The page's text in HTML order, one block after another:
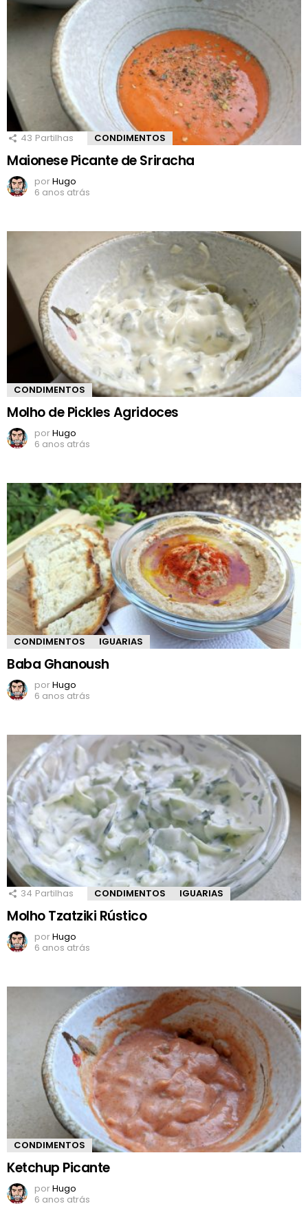
43 Partilhas CONDIMENTOS
Maionese Picante de Sriracha
porHugo
6 anos atrás
CONDIMENTOS
Molho de Pickles Agridoces
porHugo
6 anos atrás
CONDIMENTOS IGUARIAS
Baba Ghanoush
porHugo
6 anos atrás
34 Partilhas CONDIMENTOS IGUARIAS
Molho Tzatziki Rústico
porHugo
6 anos atrás
CONDIMENTOS
Ketchup Picante
porHugo
6 anos atrás